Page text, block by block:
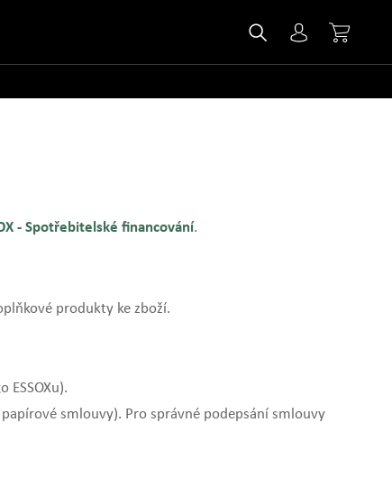
- Spotřebitelské financování.
produkty ke zboží.
smlouvy). Pro správné podepsání smlouvy